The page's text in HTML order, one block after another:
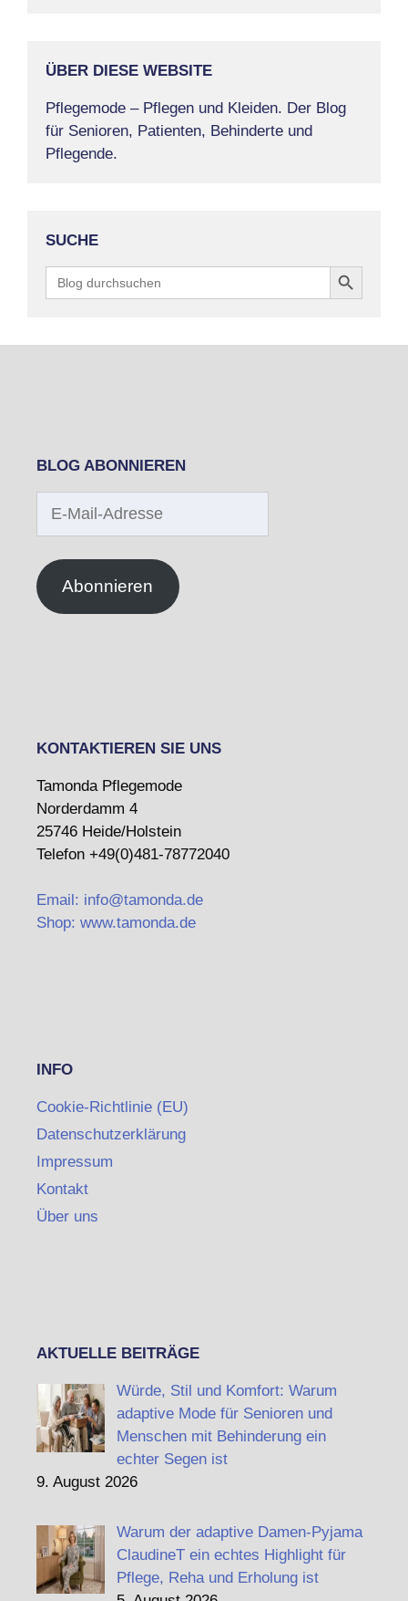
ÜBER DIESE WEBSITE
Pflegemode – Pflegen und Kleiden. Der Blog
für Senioren, Patienten, Behinderte und
Pflegende.
SUCHE
Search
for:
Search Button
BLOG ABONNIEREN
Mail-
Abonnieren
KONTAKTIEREN SIE UNS
Tamonda Pflegemode
Norderdamm 4
25746 Heide/Holstein
Telefon +49(0)481-78772040
Email: info@tamonda.de
Shop: www.tamonda.de
INFO
Cookie-Richtlinie (EU)
Datenschutzerklärung
Impressum
Kontakt
Über uns
AKTUELLE BEITRÄGE
Würde, Stil und Komfort: Warum
adaptive Mode für Senioren und
Menschen mit Behinderung ein
echter Segen ist
9. August 2026
Warum der adaptive Damen-Pyjama
ClaudineT ein echtes Highlight für
Pflege, Reha und Erholung ist